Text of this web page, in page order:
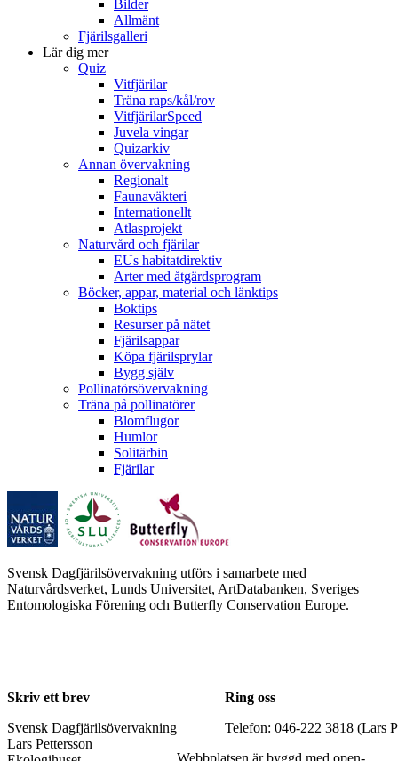
Bilder
Allmänt
Fjärilsgalleri
Lär dig mer
Quiz
Vitfjärilar
Träna raps/kål/rov
VitfjärilarSpeed
Juvela vingar
Quizarkiv
Annan övervakning
Regionalt
Faunaväkteri
Internationellt
Atlasprojekt
Naturvård och fjärilar
EUs habitatdirektiv
Arter med åtgärdsprogram
Böcker, appar, material och länktips
Boktips
Resurser på nätet
Fjärilsappar
Köpa fjärilsprylar
Bygg själv
Pollinatörsövervakning
Träna på pollinatörer
Blomflugor
Humlor
Solitärbin
Fjärilar
Svensk Dagfjärilsövervakning utförs i samarbete med
Naturvårdsverket, Lunds Universitet, ArtDatabanken, Sveriges
Entomologiska Förening och Butterfly Conservation Europe.
Skriv ett brev
Svensk Dagfjärilsövervakning
Lars Pettersson
Ring oss
Telefon: 046-222 3818 (Lars
Webbplatsen är byggd med open-